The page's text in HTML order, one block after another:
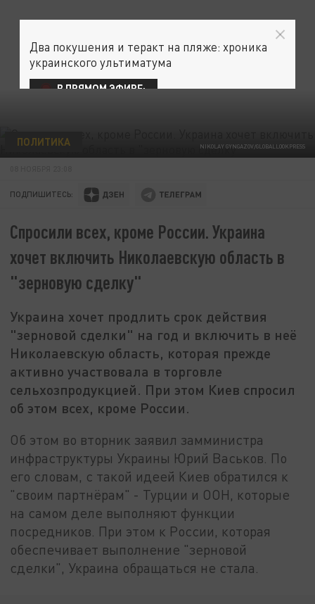
NIKOLAY GYNGAZOV/GLOBALLOOKPRESS
ПОЛИТИКА
ПОДПИШИТЕСЬ:
Спросили всех, кроме России. Украина
хочет включить Николаевскую область в
"зерновую сделку"
Украина хочет продлить срок действия
"зерновой сделки" на год и включить в неё
Николаевскую область, которая прежде
активно участвовала в торговле
сельхозпродукцией. При этом Киев спросил
об этом всех, кроме России.
Об этом во вторник заявил замминистра
инфраструктуры Украины Юрий Васьков. По
его словам, с такой идеей Киев обратился к
"своим партнёрам" - Турции и ООН, которые
на самом деле выполняют функции
посредников. При этом к России, которая
обеспечивает выполнение "зерновой
сделки", Украина обращаться не стала.
Два покушения и теракт на пляже: хроника
украинского ультиматума
В ПРЯМОМ ЭФИРЕ: